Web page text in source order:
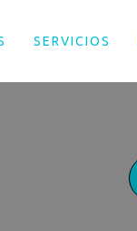
SERVICIOS